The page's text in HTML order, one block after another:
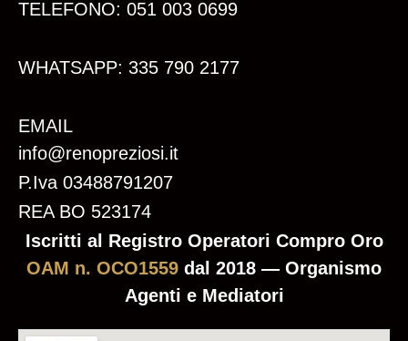
TELEFONO: 051 003 0699
WHATSAPP: 335 790 2177
EMAIL
info@renopreziosi.it
P.Iva 03488791207
REA BO 523174
Iscritti al Registro Operatori Compro Oro
OAM n. OCO1559 dal 2018 — Organismo
Agenti e Mediatori